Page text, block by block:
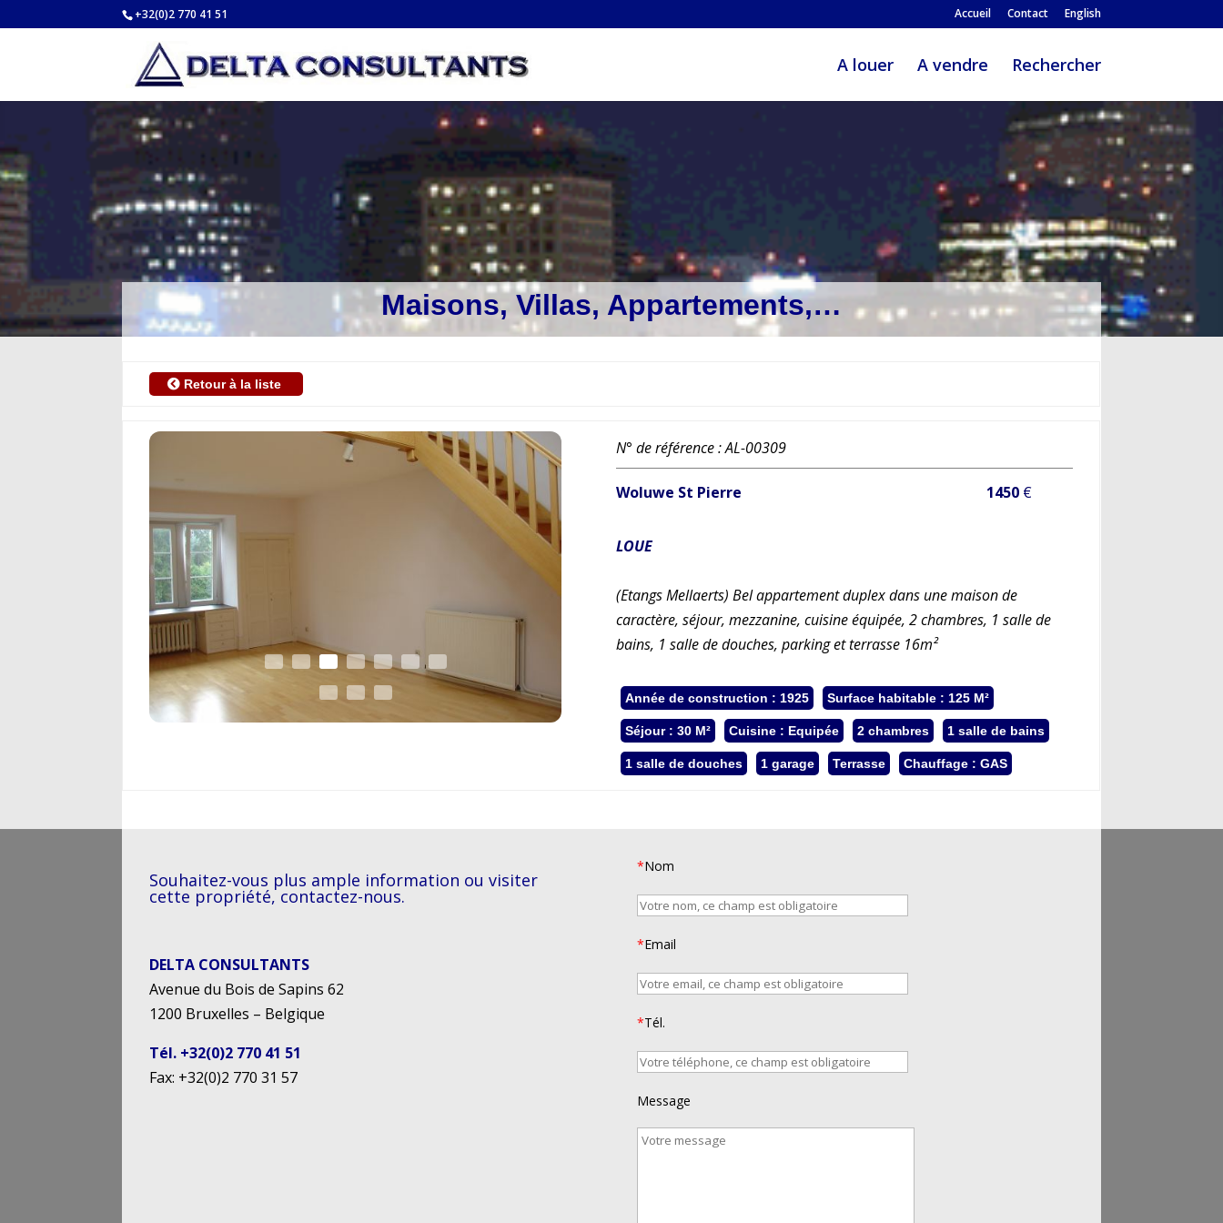
+32(0)2 770 41 51 Accueil Contact English
A louer A vendre Rechercher
Maisons, Villas, Appartements,…
Retour à la liste
N° de référence : AL-00309
Woluwe St Pierre 1450€
LOUE
(Etangs Mellaerts) Bel appartement duplex dans une maison de
caractère, séjour, mezzanine, cuisine équipée, 2 chambres, 1 salle de
bains, 1 salle de douches, parking et terrasse 16m²
Année de construction : 1925 Surface habitable : 125 M²
Séjour : 30 M² Cuisine : Equipée 2 chambres 1 salle de bains
1 salle de douches 1 garage Terrasse Chauffage : GAS
Souhaitez-vous plus ample information ou visiter
cette propriété, contactez-nous.
DELTA CONSULTANTS
Avenue du Bois de Sapins 62
1200 Bruxelles – Belgique
Tél. +32(0)2 770 41 51
Fax: +32(0)2 770 31 57
*Nom
*Email
*Tél.
Message